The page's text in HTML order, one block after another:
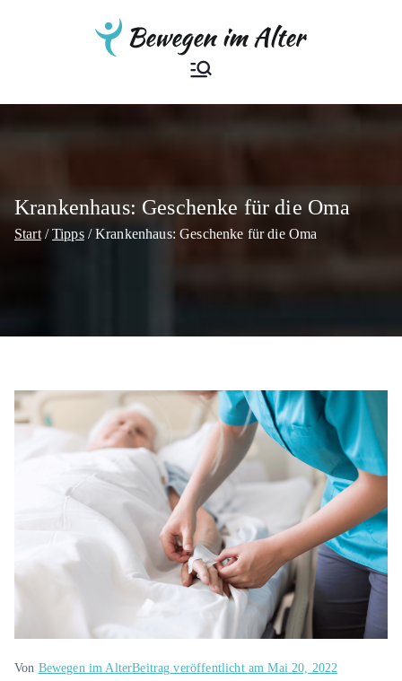
Bewegen im
Alter
Der Ratgeber
Krankenhaus: Geschenke für die Oma
Start Tipps Krankenhaus: Geschenke für die Oma
Von Bewegen im AlterBeitrag veröffentlicht amMai 20, 2022